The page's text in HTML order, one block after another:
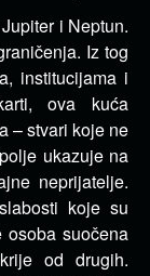
i Neptun.
Iz tog
institucijama i
ova kuća
– stvari koje ne
ukazuje na
neprijatelje.
koje su
osoba suočena
od drugih.